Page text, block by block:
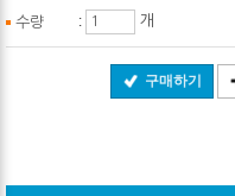
수량 : 개
구매하기